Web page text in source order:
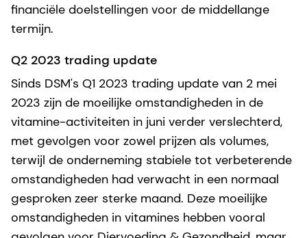
financiële doelstellingen voor de middellange
termijn.
Q2 2023 trading update
Sinds DSM's Q1 2023 trading update van 2 mei
2023 zijn de moeilijke omstandigheden in de
vitamine-activiteiten in juni verder verslechterd,
met gevolgen voor zowel prijzen als volumes,
terwijl de onderneming stabiele tot verbeterende
omstandigheden had verwacht in een normaal
gesproken zeer sterke maand. Deze moeilijke
omstandigheden in vitamines hebben vooral